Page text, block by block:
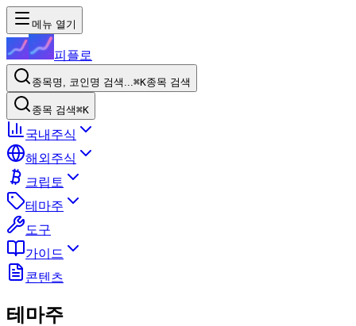
메뉴 열기
피플로
종목명, 코인명 검색...⌘K종목 검색
종목 검색⌘K
국내주식
해외주식
크립토
테마주
도구
가이드
콘텐츠
테마주